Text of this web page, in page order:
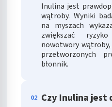
Inulina jest
wątroby. Wyniki
na myszach
zwiększać
nowotwory
przetworzonych
błonnik.
02 Czy Inulina jest